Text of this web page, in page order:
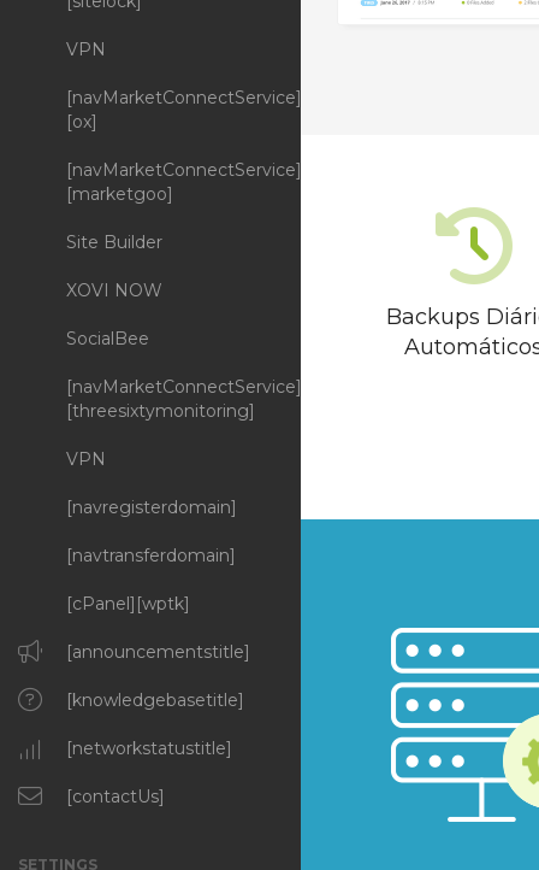
VPN
[navMarketConnectService]
[ox]
[navMarketConnectService]
[marketgoo]
Site Builder
XOVI NOW
SocialBee
[navMarketConnectService]
[threesixtymonitoring]
VPN
[navregisterdomain]
[navtransferdomain]
[cPanel][wptk]
[announcementstitle]
[knowledgebasetitle]
[networkstatustitle]
[contactUs]
SETTINGS
Backups